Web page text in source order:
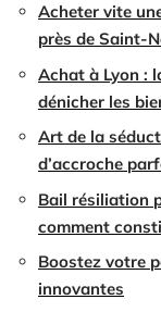
Acheter vite
près de Saint-
Achat à Lyon :
dénicher les
Art de la
d’accroche
Bail résiliation
comment
Boostez votre
innovantes